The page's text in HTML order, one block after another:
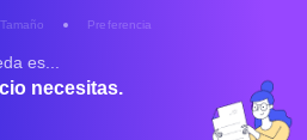
Tamaño Preferencia
es...
necesitas.